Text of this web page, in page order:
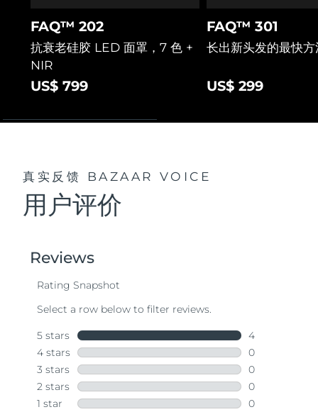
FAQ™ 202
抗衰老硅胶 LED 面罩，7 色 +
NIR
US$ 799
FAQ™ 301
长出新头发的最快方
US$ 299
真实反馈 BAZAAR VOICE
用户评价